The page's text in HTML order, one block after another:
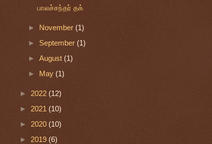
பாலச்சந்தர் தக்
► November (1)
► September (1)
►August (1)
►
May (1)
► 2022 (12)
► 2021 (10)
► 2020 (10)
► 2019 (6)